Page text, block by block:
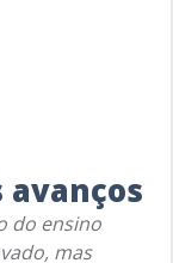
do ensino
mas